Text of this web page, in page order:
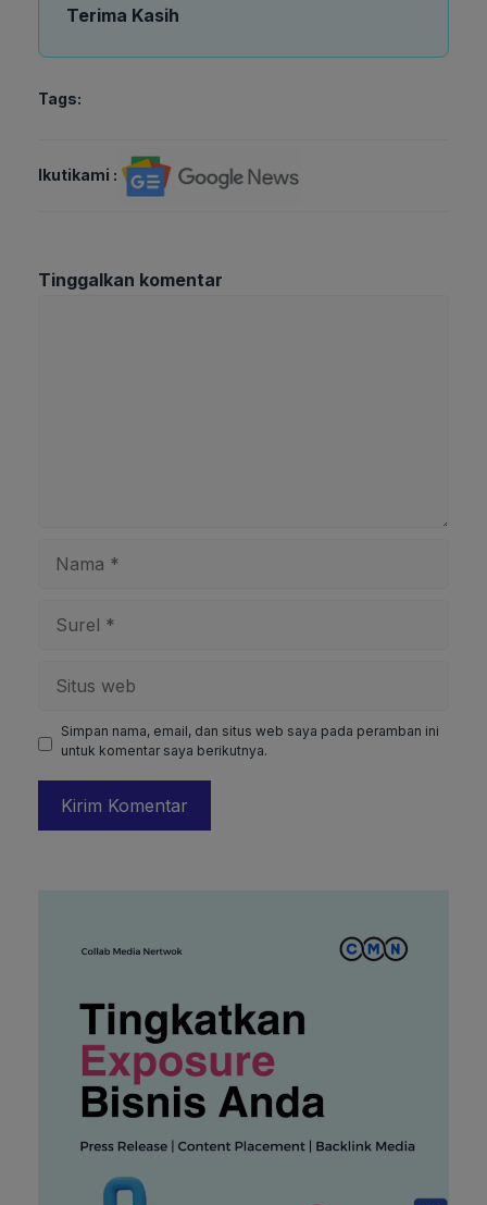
Terima Kasih
Tags:
Ikutikami :
Tinggalkan komentar
web
Simpan nama, email, dan situs web saya pada peramban ini
untuk komentar saya berikutnya.